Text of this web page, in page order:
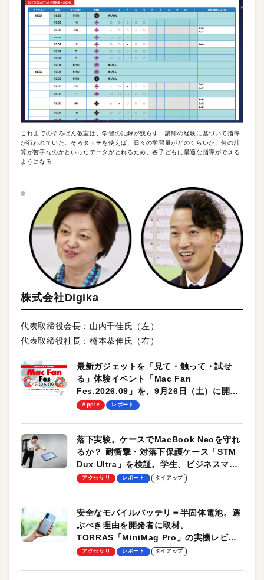
これまでのそろばん教室は、学習の記録が残らず、講師の経験に基づいて指導
が行われていた。そろタッチを使えば、日々の学習量がどのくらいか、何の計
算が苦手なのかといったデータがとれるため、各子どもに最適な指導ができる
ようになる
株式会社Digika
代表取締役会長：山内千佳氏（左）
代表取締役社長：橋本恭伸氏（右）
最新ガジェットを「見て・触って・試せ
る」体験イベント「Mac Fan
Fes.2026.09」を、9月26日（土）に開催
します！
Apple レポート
落下実験。ケースでMacBook Neoを守れ
るか？ 耐衝撃・対落下保護ケース「STM
Dux Ultra」を検証。学生、ビジネスマン
のモバイルユースに最適！
アクセサリ レポート タイアップ
安全なモバイルバッテリ＝半固体電池。選
ぶべき理由を開発者に取材。
TORRAS「MiniMag Pro」の実機レビュ
ーも
アクセサリ レポート タイアップ